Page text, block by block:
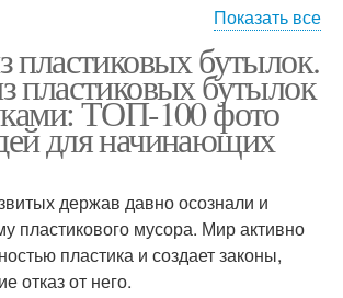
Клумба из бутылок
ограждений
Показать все
пластиковых бутылок.
пластиковых бутылок
ТОП-100 фото
для начинающих
держав давно осознали и
пластикового мусора. Мир активно
пластика и создает законы,
отказ от него.